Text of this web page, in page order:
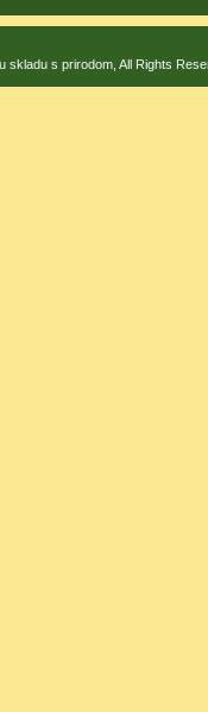
skladu s prirodom, All Rights